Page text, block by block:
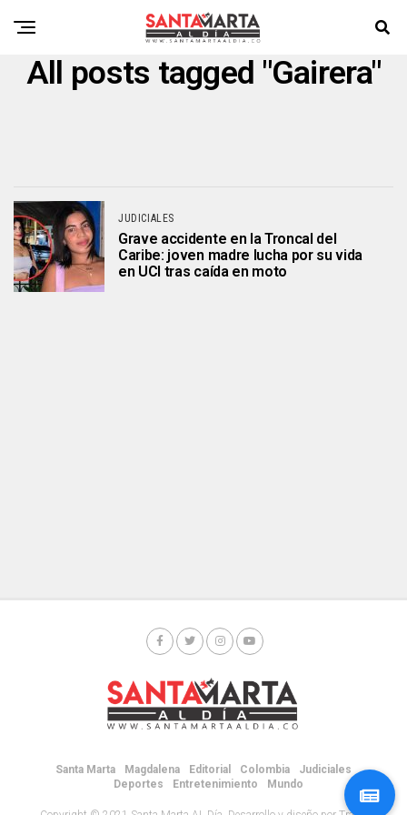
All posts tagged "Gairera"
JUDICIALES
Grave accidente en la Troncal del
Caribe: joven madre lucha por su vida
en UCI tras caída en moto
Santa Marta Magdalena Editorial Colombia
Judiciales
Deportes
Entretenimiento Mundo